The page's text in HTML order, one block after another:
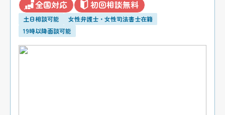
全国対応 初回相談無料
土日相談可能
女性弁護士・女性司法書士在籍
19時以降面談可能